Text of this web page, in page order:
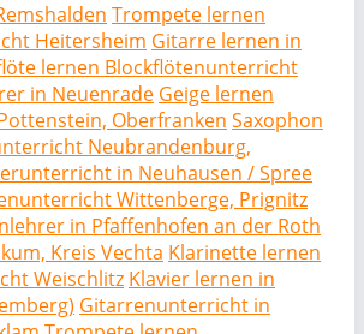
Trompete lernen
Heitersheim Gitarre lernen in
lernen Blockflötenunterricht
in Neuenrade Geige lernen
Oberfranken Saxophon
Neubrandenburg,
in Neuhausen / Spree
Wittenberge, Prignitz
in Pfaffenhofen an der Roth
Kreis Vechta Klarinette lernen
Weischlitz Klavier lernen in
Gitarrenunterricht in